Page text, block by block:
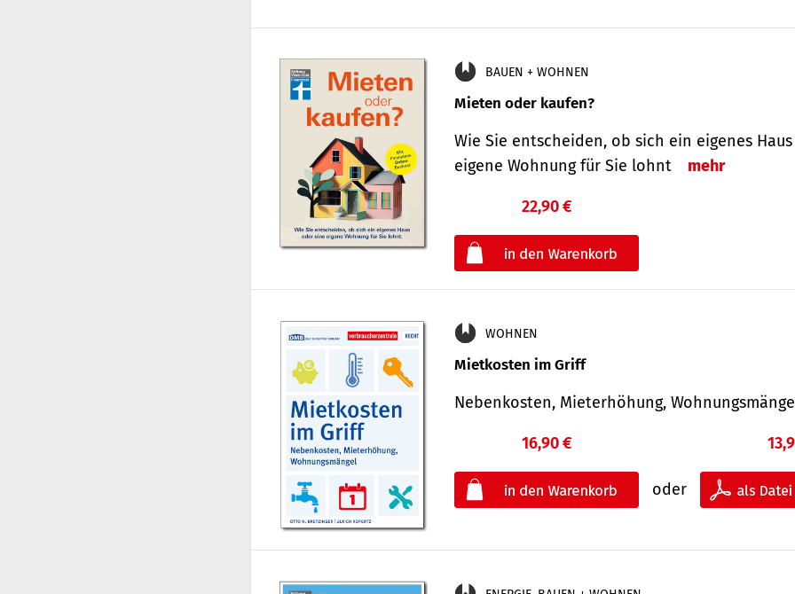
BAUEN + WOHNEN
Mieten oder kaufen?
Wie Sie entscheiden, ob sich ein eigenes
eigene Wohnung für Sie lohnt
mehr
22,90 €
WOHNEN
Mietkosten im Griff
Nebenkosten, Mieterhöhung,
16,90 €
oder